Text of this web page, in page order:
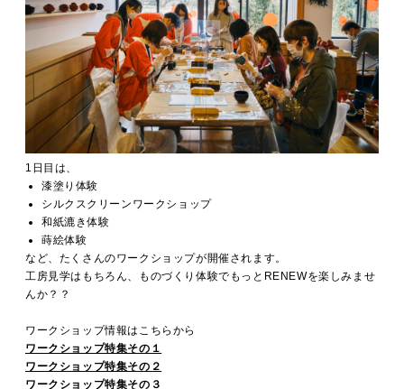
1日目は、
漆塗り体験
シルクスクリーンワークショップ
和紙漉き体験
蒔絵体験
など、たくさんのワークショップが開催されます。
工房見学はもちろん、ものづくり体験でもっとRENEWを楽しみませ
んか？？
ワークショップ情報はこちらから
ワークショップ特集その１
ワークショップ特集その２
ワークショップ特集その３